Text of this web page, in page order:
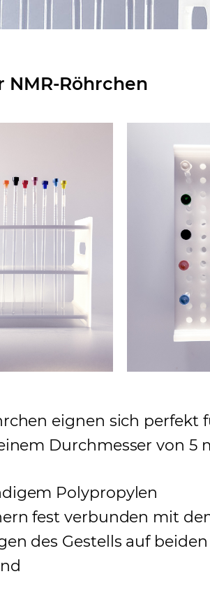
NMR-Röhrchen
eignen sich perfekt
Durchmesser von 5
Polypropylen
fest verbunden mit
des Gestells auf